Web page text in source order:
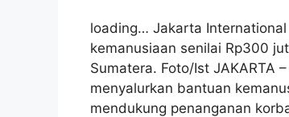
loading… Jakarta
kemanusiaan senilai Rp300
Sumatera. Foto/Ist JAKARTA
menyalurkan bantuan
mendukung penanganan